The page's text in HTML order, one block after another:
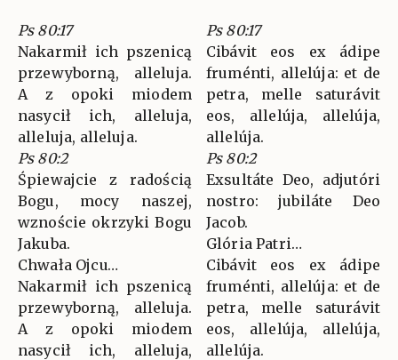
Ps 80:17
Nakarmił ich pszenicą
przewyborną, alleluja.
A z opoki miodem
nasycił ich, alleluja,
alleluja, alleluja.
Ps 80:2
Śpiewajcie z radością
Bogu, mocy naszej,
wznoście okrzyki Bogu
Jakuba.
Chwała Ojcu…
Nakarmił ich pszenicą
przewyborną, alleluja.
A z opoki miodem
nasycił ich, alleluja,
Ps 80:17
Cibávit eos ex ádipe
fruménti, allelúja: et de
petra, melle saturávit
eos, allelúja, allelúja,
allelúja.
Ps 80:2
Exsultáte Deo, adjutóri
nostro: jubiláte Deo
Jacob.
Glória Patri…
Cibávit eos ex ádipe
fruménti, allelúja: et de
petra, melle saturávit
eos, allelúja, allelúja,
allelúja.